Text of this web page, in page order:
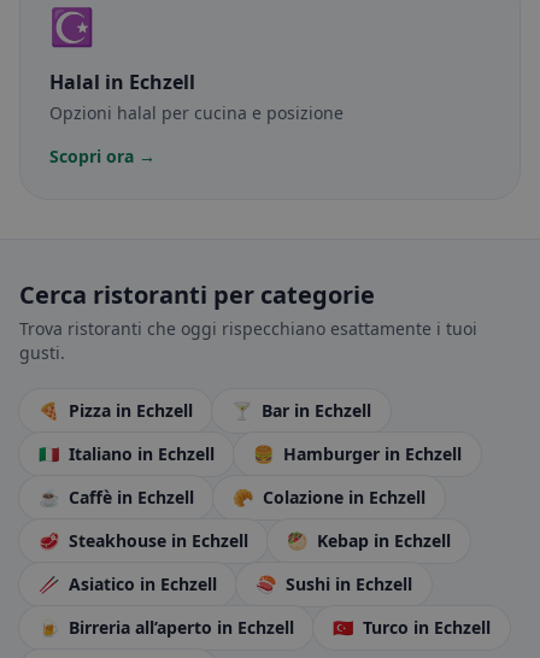
☪️
Halal in Echzell
Opzioni halal per cucina e posizione
Scopri ora →
Cerca ristoranti per categorie
Trova ristoranti che oggi rispecchiano esattamente i tuoi
gusti.
🍕 Pizza in Echzell 🍸 Bar in Echzell
🇮🇹 Italiano in Echzell 🍔 Hamburger in Echzell
☕ Caffè in Echzell 🥐 Colazione in Echzell
🥩 Steakhouse in Echzell 🥙 Kebap in Echzell
🥢 Asiatico in Echzell 🍣 Sushi in Echzell
🍺 Birreria all’aperto in Echzell 🇹🇷 Turco in Echzell